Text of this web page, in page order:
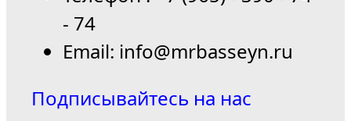
- 74
Email: info@mrbasseyn.ru
Подписывайтесь на нас